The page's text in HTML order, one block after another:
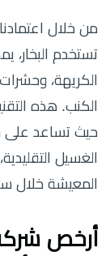
من خلال
تستخدم البخار،
الكريهة،
الكنب. هذه
حيث تساعد على
الغسيل
المعيشة خلال
أرخص